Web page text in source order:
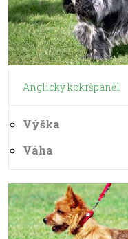
Anglický kokršpaněl
Výška
Váha